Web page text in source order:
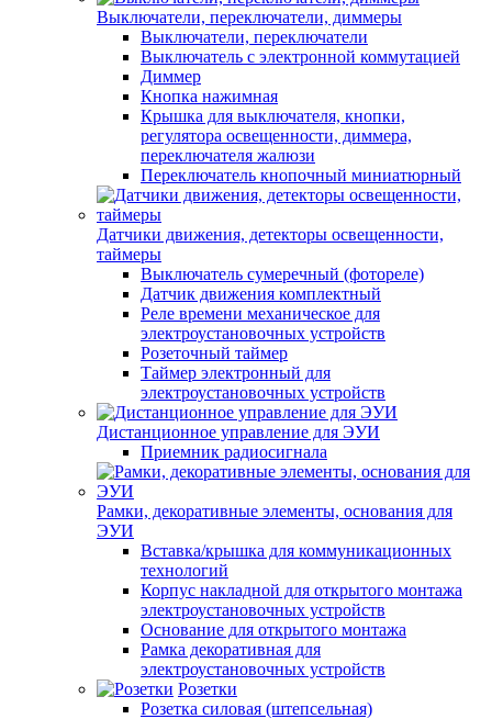
Выключатели, переключатели, диммеры
Выключатели, переключатели
Выключатель с электронной коммутацией
Диммер
Кнопка нажимная
Крышка для выключателя, кнопки,
регулятора освещенности, диммера,
переключателя жалюзи
Переключатель кнопочный миниатюрный
Датчики движения, детекторы освещенности,
таймеры
Выключатель сумеречный (фотореле)
Датчик движения комплектный
Реле времени механическое для
электроустановочных устройств
Розеточный таймер
Таймер электронный для
электроустановочных устройств
Дистанционное управление для ЭУИ
Приемник радиосигнала
Рамки, декоративные элементы, основания для
ЭУИ
Вставка/крышка для коммуникационных
технологий
Корпус накладной для открытого монтажа
электроустановочных устройств
Основание для открытого монтажа
Рамка декоративная для
электроустановочных устройств
Розетки
Розетка силовая (штепсельная)